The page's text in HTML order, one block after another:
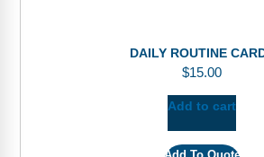
DAILY ROUTINE
$15.00
Add to cart